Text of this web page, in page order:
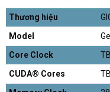
Thương hiệu
Model
Core Clock
CUDA® Cores